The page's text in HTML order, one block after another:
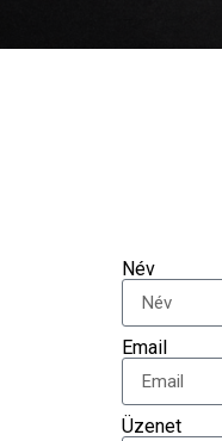
Név
Email
Üzenet